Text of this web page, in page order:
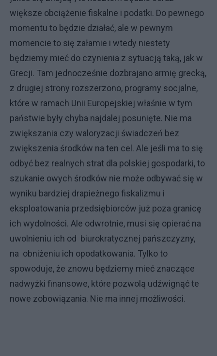
większe obciążenie fiskalne i podatki. Do pewnego
momentu to będzie działać, ale w pewnym
momencie to się załamie i wtedy niestety
będziemy mieć do czynienia z sytuacją taką, jak w
Grecji. Tam jednocześnie dozbrajano armię grecką,
z drugiej strony rozszerzono, programy socjalne,
które w ramach Unii Europejskiej właśnie w tym
państwie były chyba najdalej posunięte. Nie ma
zwiększania czy waloryzacji świadczeń bez
zwiększenia środków na ten cel. Ale jeśli ma to się
odbyć bez realnych strat dla polskiej gospodarki, to
szukanie owych środków nie może odbywać się w
wyniku bardziej drapieżnego fiskalizmu i
eksploatowania przedsiębiorców już poza granicę
ich wydolności. Ale odwrotnie, musi się opierać na
uwolnieniu ich od biurokratycznej pańszczyzny,
na obniżeniu ich opodatkowania. Tylko to
spowoduje, że znowu będziemy mieć znaczące
nadwyżki finansowe, które pozwolą udźwignąć te
nowe zobowiązania. Nie ma innej możliwości.